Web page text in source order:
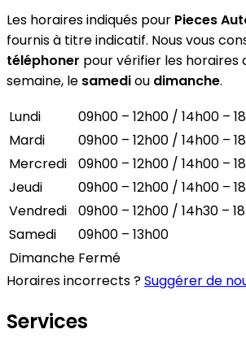
Les horaires indiqués pour Pieces
fournis à titre indicatif. Nous vous
téléphoner pour vérifier les horaires
semaine, le samediou dimanche.
Lundi
09h00 – 12h00 / 14h00 –
Mardi
09h00 – 12h00 / 14h00 –
Mercredi
09h00 – 12h00 / 14h00 –
Jeudi
09h00 – 12h00 / 14h00 –
Vendredi
09h00 – 12h00 / 14h30 –
Samedi
09h00 – 13h00
Dimanche Fermé
Horaires incorrects ?Suggérer de
Services